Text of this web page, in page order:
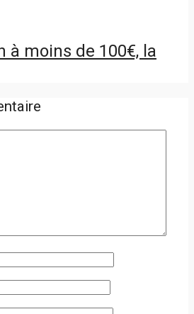
à moins de 100€, la